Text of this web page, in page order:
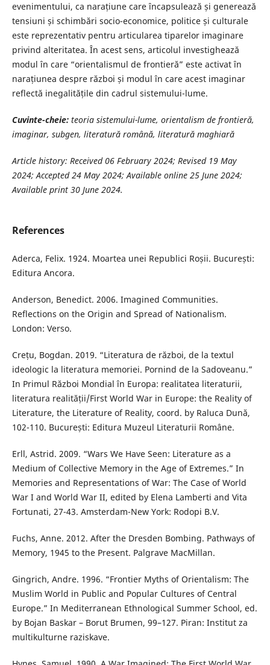
evenimentului, ca narațiune care încapsulează și generează
tensiuni și schimbări socio-economice, politice și culturale
este reprezentativ pentru articularea tiparelor imaginare
privind alteritatea. În acest sens, articolul investighează
modul în care “orientalismul de frontieră” este activat în
narațiunea despre război și modul în care acest imaginar
reflectă inegalitățile din cadrul sistemului-lume.
Cuvinte-cheie:teoria sistemului-lume, orientalism de frontieră,
imaginar, subgen, literatură română, literatură maghiară
Article history: Received 06 February 2024; Revised 19 May
2024; Accepted 24 May 2024;Available online 25 June 2024;
Available print 30 June 2024.
References
Aderca, Felix. 1924. Moartea unei Republici Roșii. București:
Editura Ancora.
Anderson, Benedict. 2006. Imagined Communities.
Reflections on the Origin and Spread of Nationalism.
London: Verso.
Crețu, Bogdan. 2019. “Literatura de război, de la textul
ideologic la literatura memoriei. Pornind de la Sadoveanu.”
In Primul Război Mondial în Europa: realitatea literaturii,
literatura realității/First World War in Europe: the Reality of
Literature, the Literature of Reality, coord. by Raluca Dună,
102-110. București: Editura Muzeul Literaturii Române.
Erll, Astrid. 2009. “Wars We Have Seen: Literature as a
Medium of Collective Memory in the Age of Extremes.” In
Memories and Representations of War: The Case of World
War I and World War II, edited by Elena Lamberti and Vita
Fortunati, 27-43. Amsterdam-New York: Rodopi B.V.
Fuchs, Anne. 2012. After the Dresden Bombing. Pathways of
Memory, 1945 to the Present. Palgrave MacMillan.
Gingrich, Andre. 1996. “Frontier Myths of Orientalism: The
Muslim World in Public and Popular Cultures of Central
Europe.” In Mediterranean Ethnological Summer School, ed.
by Bojan Baskar – Borut Brumen, 99–127. Piran: Institut za
multikulturne raziskave.